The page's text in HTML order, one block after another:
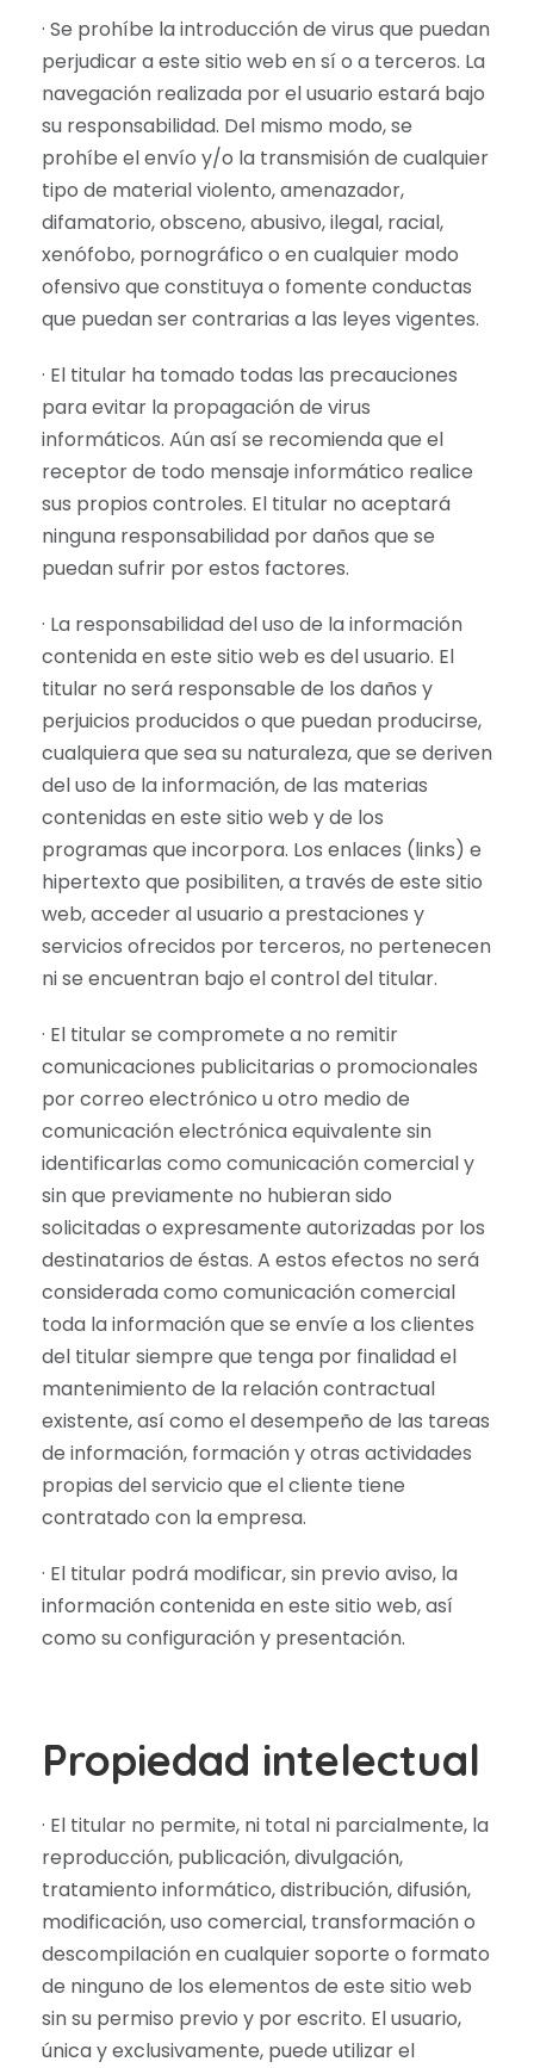
· Se prohíbe la introducción de virus que puedan
perjudicar a este sitio web en sí o a terceros. La
navegación realizada por el usuario estará bajo
su responsabilidad. Del mismo modo, se
prohíbe el envío y/o la transmisión de cualquier
tipo de material violento, amenazador,
difamatorio, obsceno, abusivo, ilegal, racial,
xenófobo, pornográfico o en cualquier modo
ofensivo que constituya o fomente conductas
que puedan ser contrarias a las leyes vigentes.
· El titular ha tomado todas las precauciones
para evitar la propagación de virus
informáticos. Aún así se recomienda que el
receptor de todo mensaje informático realice
sus propios controles. El titular no aceptará
ninguna responsabilidad por daños que se
puedan sufrir por estos factores.
· La responsabilidad del uso de la información
contenida en este sitio web es del usuario. El
titular no será responsable de los daños y
perjuicios producidos o que puedan producirse,
cualquiera que sea su naturaleza, que se deriven
del uso de la información, de las materias
contenidas en este sitio web y de los
programas que incorpora. Los enlaces (links) e
hipertexto que posibiliten, a través de este sitio
web, acceder al usuario a prestaciones y
servicios ofrecidos por terceros, no pertenecen
ni se encuentran bajo el control del titular.
· El titular se compromete a no remitir
comunicaciones publicitarias o promocionales
por correo electrónico u otro medio de
comunicación electrónica equivalente sin
identificarlas como comunicación comercial y
sin que previamente no hubieran sido
solicitadas o expresamente autorizadas por los
destinatarios de éstas. A estos efectos no será
considerada como comunicación comercial
toda la información que se envíe a los clientes
del titular siempre que tenga por finalidad el
mantenimiento de la relación contractual
existente, así como el desempeño de las tareas
de información, formación y otras actividades
propias del servicio que el cliente tiene
contratado con la empresa.
· El titular podrá modificar, sin previo aviso, la
información contenida en este sitio web, así
como su configuración y presentación.
Propiedad intelectual
· El titular no permite, ni total ni parcialmente, la
reproducción, publicación, divulgación,
tratamiento informático, distribución, difusión,
modificación, uso comercial, transformación o
descompilación en cualquier soporte o formato
de ninguno de los elementos de este sitio web
sin su permiso previo y por escrito. El usuario,
única y exclusivamente, puede utilizar el